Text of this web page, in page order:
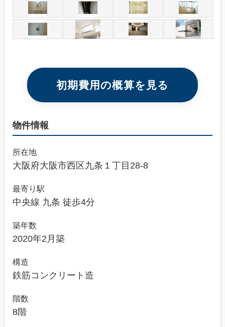
初期費用の概算を見る
物件情報
所在地
大阪府大阪市西区九条１丁目28-8
最寄り駅
中央線 九条 徒歩4分
築年数
2020年2月築
構造
鉄筋コンクリート造
階数
8階